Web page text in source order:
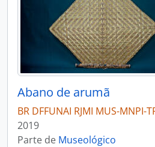
Abano de arumã
BR DFFUNAI RJMI MUS-MNPI-
2019
Parte de Museológico